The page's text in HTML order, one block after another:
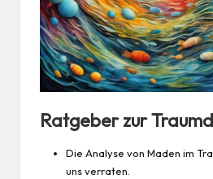
Ratgeber zur
Die Analyse von Maden im
uns verraten.